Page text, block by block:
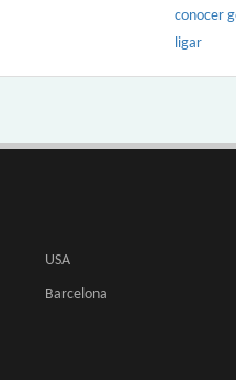
conocer
ligar
USA
Barcelona